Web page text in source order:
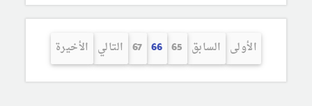
الأولى السابق 65
66
67 التالي الأخيرة